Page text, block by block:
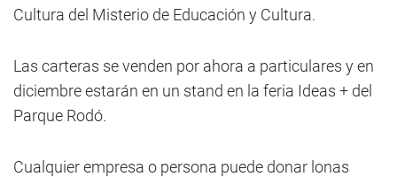
Cultura del Misterio de Educación y Cultura.
Las carteras se venden por ahora a particulares y en
diciembre estarán en un stand en la feria Ideas + del
Parque Rodó.
Cualquier empresa o persona puede donar lonas